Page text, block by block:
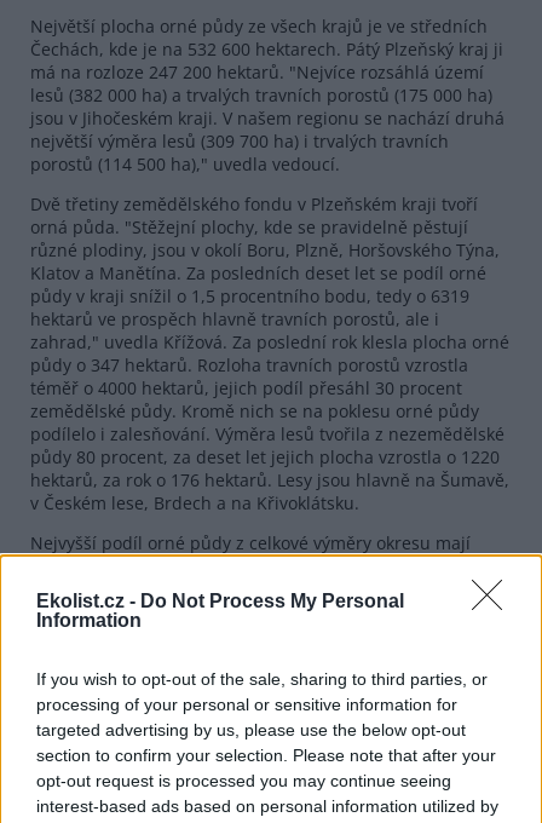
Ekolist.cz - Do Not Process My Personal
Information
If you wish to opt-out of the sale, sharing to third parties, or
processing of your personal or sensitive information for
targeted advertising by us, please use the below opt-out
section to confirm your selection. Please note that after your
opt-out request is processed you may continue seeing
interest-based ads based on personal information utilized by
Největší plocha orné půdy ze všech krajů je ve středních
Čechách, kde je na 532 600 hektarech. Pátý Plzeňský kraj ji
má na rozloze 247 200 hektarů. "Nejvíce rozsáhlá území
lesů (382 000 ha) a trvalých travních porostů (175 000 ha)
jsou v Jihočeském kraji. V našem regionu se nachází druhá
největší výměra lesů (309 700 ha) i trvalých travních
porostů (114 500 ha)," uvedla vedoucí.
Dvě třetiny zemědělského fondu v Plzeňském kraji tvoří
orná půda. "Stěžejní plochy, kde se pravidelně pěstují
různé plodiny, jsou v okolí Boru, Plzně, Horšovského Týna,
Klatov a Manětína. Za posledních deset let se podíl orné
půdy v kraji snížil o 1,5 procentního bodu, tedy o 6319
hektarů ve prospěch hlavně travních porostů, ale i
zahrad," uvedla Křížová. Za poslední rok klesla plocha orné
půdy o 347 hektarů. Rozloha travních porostů vzrostla
téměř o 4000 hektarů, jejich podíl přesáhl 30 procent
zemědělské půdy. Kromě nich se na poklesu orné půdy
podílelo i zalesňování. Výměra lesů tvořila z nezemědělské
půdy 80 procent, za deset let jejich plocha vzrostla o 1220
hektarů, za rok o 176 hektarů. Lesy jsou hlavně na Šumavě,
v Českém lese, Brdech a na Křivoklátsku.
Nejvyšší podíl orné půdy z celkové výměry okresu mají
sedmi okresech meziročně klesla plocha orné půdy kromě
Tachovska, kde se zvětšila o 58 hektarů.
Nejlesnatějšími okresy kraje jsou Rokycany (49 pct), Tachov
a Klatovy, shodně po 44 procenty z celkové výměry.
"Meziročně se rozšířila plocha lesních pozemků ve všech
okresech, především na Klatovsku, kde vzrostla o 86
hektarů," uvedla Křížová.